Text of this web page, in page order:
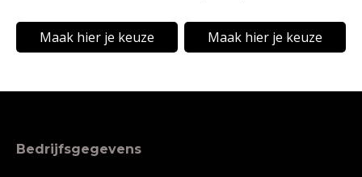
productpagina
productpagina
€19,84
Maak hier je keuze
product
meerdere
tot
€28,94
Maak hier je keuze
product
Bedrijfsgegevens